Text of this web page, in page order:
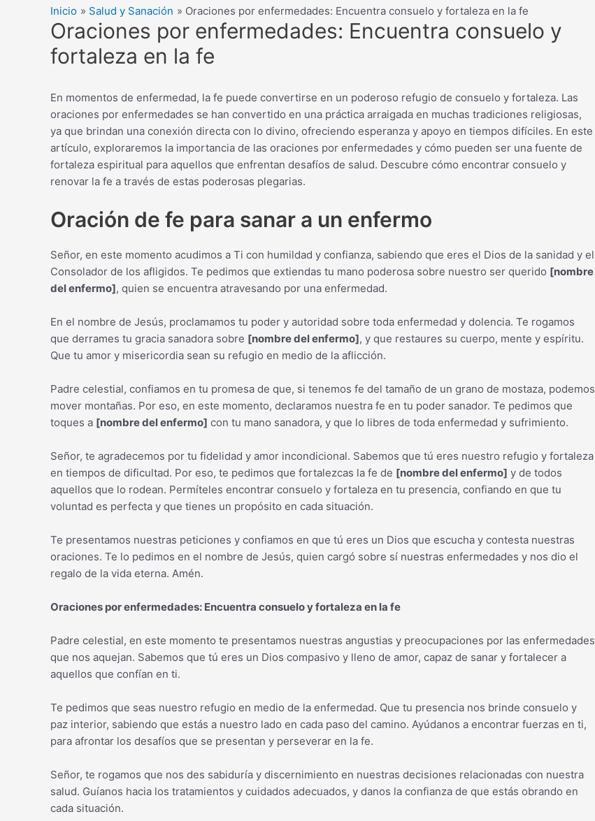
Inicio Salud y Sanación Oraciones por enfermedades: Encuentra consuelo y fortaleza en la fe
Oraciones por enfermedades: Encuentra consuelo y
fortaleza en la fe
En momentos de enfermedad, la fe puede convertirse en un poderoso refugio de consuelo y fortaleza. Las
oraciones por enfermedades se han convertido en una práctica arraigada en muchas tradiciones religiosas,
ya que brindan una conexión directa con lo divino, ofreciendo esperanza y apoyo en tiempos difíciles. En este
artículo, exploraremos la importancia de las oraciones por enfermedades y cómo pueden ser una fuente de
fortaleza espiritual para aquellos que enfrentan desafíos de salud. Descubre cómo encontrar consuelo y
renovar la fe a través de estas poderosas plegarias.
Oración de fe para sanar a un enfermo
Señor, en este momento acudimos a Ti con humildad y confianza, sabiendo que eres el Dios de la sanidad y el
Consolador de los afligidos. Te pedimos que extiendas tu mano poderosa sobre nuestro ser querido [nombre
del enfermo], quien se encuentra atravesando por una enfermedad.
En el nombre de Jesús, proclamamos tu poder y autoridad sobre toda enfermedad y dolencia. Te rogamos
que derrames tu gracia sanadora sobre [nombre del enfermo], y que restaures su cuerpo, mente y espíritu.
Que tu amor y misericordia sean su refugio en medio de la aflicción.
Padre celestial, confiamos en tu promesa de que, si tenemos fe del tamaño de un grano de mostaza, podemos
mover montañas. Por eso, en este momento, declaramos nuestra fe en tu poder sanador. Te pedimos que
toques a [nombre del enfermo] con tu mano sanadora, y que lo libres de toda enfermedad y sufrimiento.
Señor, te agradecemos por tu fidelidad y amor incondicional. Sabemos que tú eres nuestro refugio y fortaleza
en tiempos de dificultad. Por eso, te pedimos que fortalezcas la fe de [nombre del enfermo] y de todos
aquellos que lo rodean. Permíteles encontrar consuelo y fortaleza en tu presencia, confiando en que tu
voluntad es perfecta y que tienes un propósito en cada situación.
Te presentamos nuestras peticiones y confiamos en que tú eres un Dios que escucha y contesta nuestras
oraciones. Te lo pedimos en el nombre de Jesús, quien cargó sobre sí nuestras enfermedades y nos dio el
regalo de la vida eterna. Amén.
Oraciones por enfermedades: Encuentra consuelo y fortaleza en la fe
Padre celestial, en este momento te presentamos nuestras angustias y preocupaciones por las enfermedades
que nos aquejan. Sabemos que tú eres un Dios compasivo y lleno de amor, capaz de sanar y fortalecer a
aquellos que confían en ti.
Te pedimos que seas nuestro refugio en medio de la enfermedad. Que tu presencia nos brinde consuelo y
paz interior, sabiendo que estás a nuestro lado en cada paso del camino. Ayúdanos a encontrar fuerzas en ti,
para afrontar los desafíos que se presentan y perseverar en la fe.
Señor, te rogamos que nos des sabiduría y discernimiento en nuestras decisiones relacionadas con nuestra
salud. Guíanos hacia los tratamientos y cuidados adecuados, y danos la confianza de que estás obrando en
cada situación.